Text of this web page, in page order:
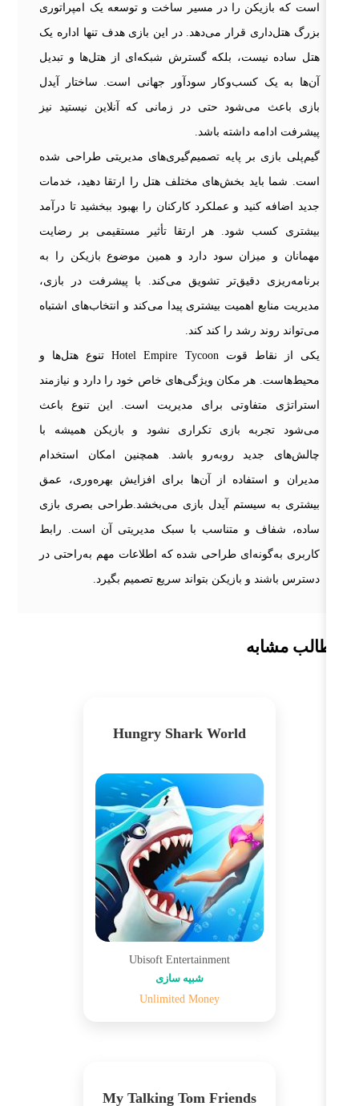
است که بازیکن را در مسیر ساخت و توسعه یک امپراتوری
بزرگ هتل‌داری قرار می‌دهد. در این بازی هدف تنها اداره یک
هتل ساده نیست، بلکه گسترش شبکه‌ای از هتل‌ها و تبدیل
آن‌ها به یک کسب‌وکار سودآور جهانی است. ساختار آیدل
بازی باعث می‌شود حتی در زمانی که آنلاین نیستید نیز
پیشرفت ادامه داشته باشد.
گیم‌پلی بازی بر پایه تصمیم‌گیری‌های مدیریتی طراحی شده
است. شما باید بخش‌های مختلف هتل را ارتقا دهید، خدمات
جدید اضافه کنید و عملکرد کارکنان را بهبود ببخشید تا درآمد
بیشتری کسب شود. هر ارتقا تأثیر مستقیمی بر رضایت
مهمانان و میزان سود دارد و همین موضوع بازیکن را به
برنامه‌ریزی دقیق‌تر تشویق می‌کند. با پیشرفت در بازی،
مدیریت منابع اهمیت بیشتری پیدا می‌کند و انتخاب‌های اشتباه
می‌تواند روند رشد را کند کند.
یکی از نقاط قوت Hotel Empire Tycoon تنوع هتل‌ها و
محیط‌هاست. هر مکان ویژگی‌های خاص خود را دارد و نیازمند
استراتژی متفاوتی برای مدیریت است. این تنوع باعث
می‌شود تجربه بازی تکراری نشود و بازیکن همیشه با
چالش‌های جدید روبه‌رو باشد. همچنین امکان استخدام
مدیران و استفاده از آن‌ها برای افزایش بهره‌وری، عمق
بیشتری به سیستم آیدل بازی می‌بخشد.طراحی بصری بازی
ساده، شفاف و متناسب با سبک مدیریتی آن است. رابط
کاربری به‌گونه‌ای طراحی شده که اطلاعات مهم به‌راحتی در
دسترس باشند و بازیکن بتواند سریع تصمیم بگیرد.
مشابه
Hungry Shark World
Ubisoft Entertainment
شبیه سازی
Unlimited Money
My Talking Tom Friends